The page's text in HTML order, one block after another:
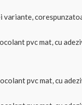
pvc mat, cu
pvc mat, cu